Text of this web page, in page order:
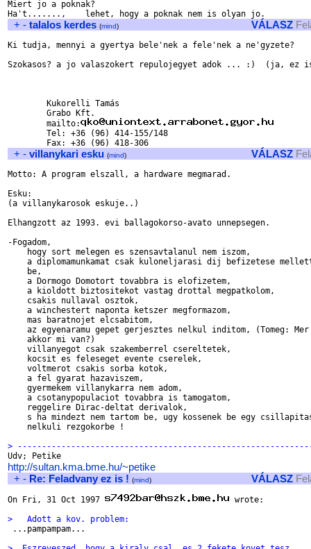
Miert jo a poknak?
+ - talalos kerdes (mind) VÁLASZ
Ki tudja, mennyi a gyertya bele'nek a fele'nek a ne'gyzete?
Szokasos? a jo valaszokert repulojegyet adok ... :)  (ja, ez
	mailto:
+ - villanykari esku (mind) VÁLASZ
Motto: A program elszall, a hardware megmarad.
Esku:
(a villanykarosok eskuje..)
Elhangzott az 1993. evi ballagokorso-avato unnepsegen.
-Fogadom,
    hogy sort melegen es szensavtalanul nem iszom,
a diplomamunkamat csak kuloneljarasi dij befizetese
    be,
    a Dormogo Domotort tovabbra is elofizetem,
    a kioldott biztositekot vastag drottal megpatkolom,
    csakis nullaval osztok,
    a winchestert naponta ketszer megformazom,
    mas baratnojet elcsabitom,
az egyenaramu gepet gerjesztes nelkul inditom, (Tomeg:
    akkor mi van?)
    villanyegot csak szakemberrel csereltetek,
    kocsit es feleseget evente cserelek,
    voltmerot csakis sorba kotok,
    a fel gyarat hazaviszem,
    gyermekem villanykarra nem adom,
    a csotanypopulaciot tovabbra is tamogatom,
    reggelire Dirac-deltat derivalok,
s ha mindezt nem tartom be, ugy kossenek be egy
    nelkuli rezgokorbe !
>
http://sultan.kma.bme.hu/~petike
+ - Re: Feladvany ez is ! (mind) VÁLASZ
On Fri, 31 Oct 1997
wrote:
>   Adott a kov. problem:
...pampampam...